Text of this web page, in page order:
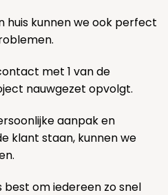
huis kunnen we ook perfect
met 1 van de
nauwgezet opvolgt.
aanpak en
klant staan, kunnen we
best om iedereen zo snel